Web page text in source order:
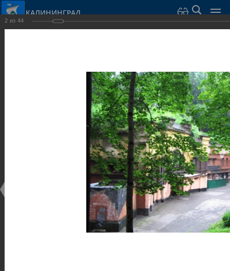
КАЛИНИНГРАД
Достопримечательности
Оборонительные сооружения и городские ворота
2 из 44